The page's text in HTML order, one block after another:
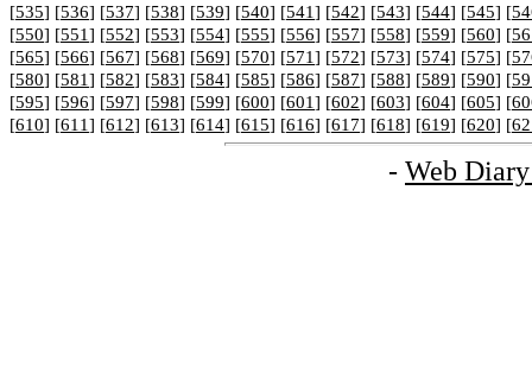
[535] [536] [537] [538] [539] [540] [541] [542] [543] [544] [545] [
[550] [551] [552] [553] [554] [555] [556] [557] [558] [559] [560] [
[565] [566] [567] [568] [569] [570] [571] [572] [573] [574] [575] [
[580] [581] [582] [583] [584] [585] [586] [587] [588] [589] [590] [
[595] [596] [597] [598] [599] [600] [601] [602] [603] [604] [605] [
[610] [611] [612] [613] [614] [615] [616] [617] [618] [619] [620] [
- Web